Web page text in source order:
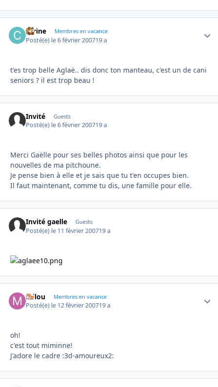
carine Membres en vacance
Posté(e) le 6 février 200719 a
t'es trop belle Aglaë.. dis donc ton manteau, c'est un de cani
seniors ? il est trop beau !
Invité Guests
Posté(e) le 6 février 200719 a
Merci Gaëlle pour ses belles photos ainsi que pour les
nouvelles de ma pitchoune.
Je pense bien à elle et je sais que tu t'en occupes bien.
Il faut maintenant, comme tu dis, une famille pour elle.
Invité gaelle Guests
Posté(e) le 11 février 200719 a
milou Membres en vacance
Posté(e) le 12 février 200719 a
oh!
c'est tout miminne!
J'adore le cadre :3d-amoureux2: